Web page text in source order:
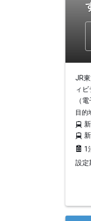
JR
ィ
（
目的
1
設